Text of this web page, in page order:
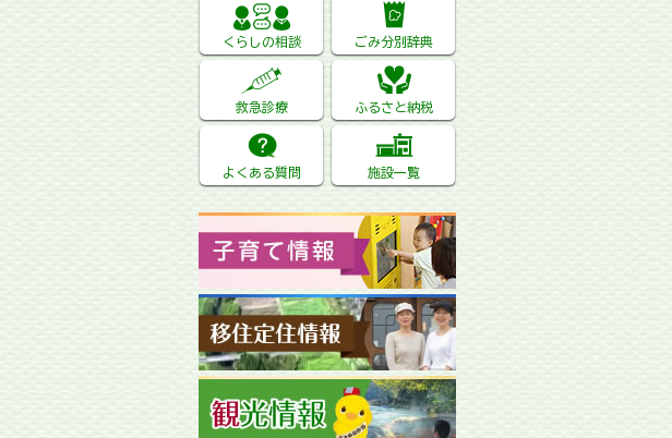
くらしの相談 ごみ分別辞典
救急診療 ふるさと納税
よくある質問 施設一覧